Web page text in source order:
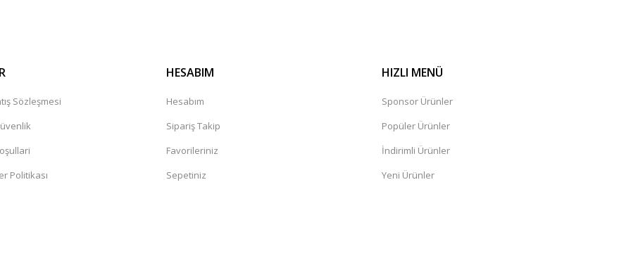
güvenilir bir mağaza
Yorumlara bakildiginda hep bi
şüphelerin artmasına neden
Sözleşmesi
Politikası
HESABIM
Hesabım
Sipariş Takip
Favorileriniz
Sepetiniz
HIZLI MENÜ
Sponsor Ürünler
Popüler Ürünler
İndirimli Ürünler
Yeni Ürünler